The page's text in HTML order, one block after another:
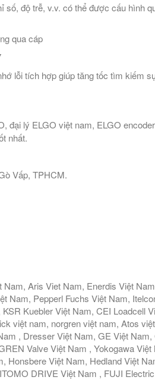
độ trễ, v.v. có thể được cấu hình
qua cáp
lỗi tích hợp giúp tăng tốc tìm kiếm
đại lý ELGO việt nam, ELGO
nhất.
Vấp, TPHCM.
Aris Viet Nam, Enerdis Việt
Nam, Pepperl Fuchs Việt Nam,
Kuebler Việt Nam, CEI Loadcell
việt nam, norgren việt nam, Atos
, Dresser Việt Nam, GE Việt
Valve Việt Nam , Yokogawa
Honsbere Việt Nam, Hedland Việt
DRIVE Việt Nam , FUJI